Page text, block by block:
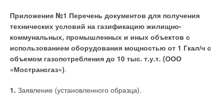
Приложение №1 Перечень документов для получения
технических условий на газификацию жилищно-
коммунальных, промышленных и иных объектов с
использованием оборудования мощностью от 1 Гкал/ч с
объемом газопотребления до 10 тыс. т.у.т. (ООО
«Мострансгаз»).
1. Заявление (установленного образца).